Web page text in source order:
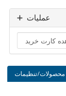
عملیات
محصولات/تنظیمات